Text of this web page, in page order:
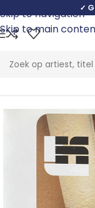
Skip to navigation
Skip to main
✓
Home Rock